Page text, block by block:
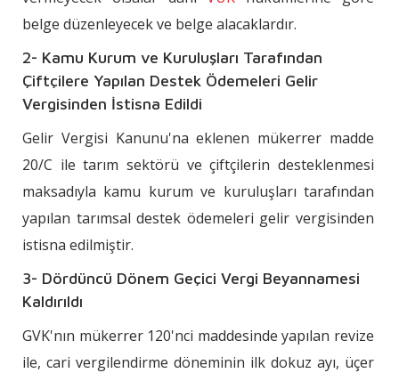
belge düzenleyecek ve belge alacaklardır.
2- Kamu Kurum ve Kuruluşları Tarafından
Çiftçilere Yapılan Destek Ödemeleri Gelir
Vergisinden İstisna Edildi
Gelir Vergisi Kanunu'na eklenen mükerrer madde
20/C ile tarım sektörü ve çiftçilerin desteklenmesi
maksadıyla kamu kurum ve kuruluşları tarafından
yapılan tarımsal destek ödemeleri gelir vergisinden
istisna edilmiştir.
3- Dördüncü Dönem Geçici Vergi Beyannamesi
Kaldırıldı
GVK'nın mükerrer 120'nci maddesinde yapılan revize
ile, cari vergilendirme döneminin ilk dokuz ayı, üçer